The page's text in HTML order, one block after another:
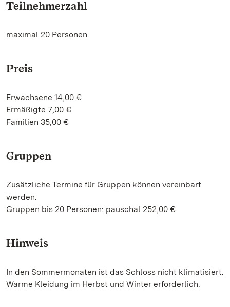
Teilnehmerzahl
maximal 20 Personen
Preis
Erwachsene 14,00 €
Ermäßigte 7,00 €
Familien 35,00 €
Gruppen
Zusätzliche Termine für Gruppen können vereinbart
werden.
Gruppen bis 20 Personen: pauschal 252,00 €
Hinweis
In den Sommermonaten ist das Schloss nicht klimatisiert.
Warme Kleidung im Herbst und Winter erforderlich.